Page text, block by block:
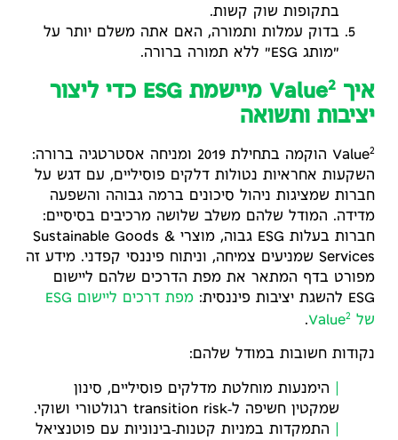
בתקופות שוק קשות.
בדוק עמלות ותמורה, האם אתה משלם יותר על
"מותג ESG" ללא תמורה ברורה.
איך Value 2
מיישמת ESG כדי ליצור
יציבות ותשואה
Value2
הוקמה בתחילת 2019 ומניחה אסטרטגיה ברורה:
השקעות אחראיות נטולות דלקים פוסיליים, עם דגש על
חברות שמציגות ניהול סיכונים ברמה גבוהה והשפעה
מדידה. המודל שלהם משלב שלושה מרכיבים בסיסיים:
חברות בעלות ESG גבוה, מוצרי Sustainable Goods &
Services שמניעים צמיחה, וניתוח פיננסי קפדני. מידע זה
מפורט בדף המתאר את מפת הדרכים שלהם ליישום
ESG להשגת יציבות פיננסית:
מפת דרכים ליישום ESG
של Value 2
.
נקודות חשובות במודל שלהם:
הימנעות מוחלטת מדלקים פוסיליים, סינון
שמקטין חשיפה ל‑transition risk רגולטורי ושוקי.
התמקדות במניות קטנות‑בינוניות עם פוטנציאל